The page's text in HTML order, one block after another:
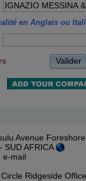
en Anglais ou
Valider
Avenue
SUD AFRICA
e-mail
Ridgeside